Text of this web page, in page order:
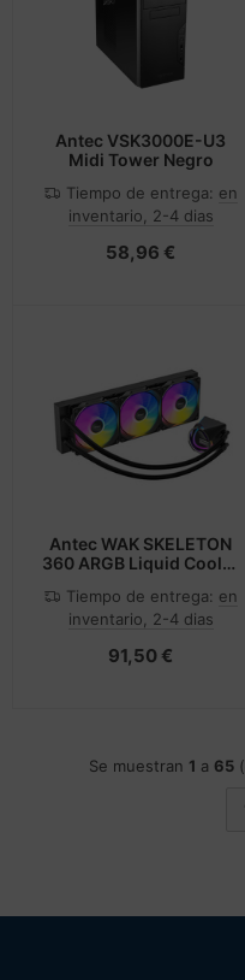
Antec VSK3000E-U3
Midi Tower Negro
Tiempo de entrega: en
inventario, 2-4 dias
58,96 €
Antec WAK SKELETON
360 ARGB Liquid Cooler
Tiempo de entrega: en
inventario, 2-4 dias
91,50 €
Se muestran 1 a 65